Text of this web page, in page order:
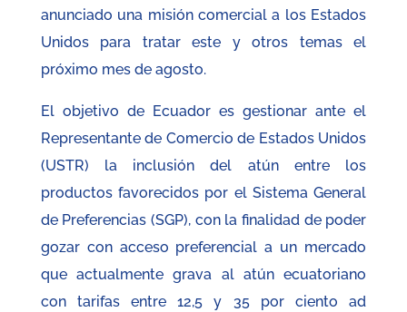
anunciado una misión comercial a los Estados
Unidos para tratar este y otros temas el
próximo mes de agosto.
El objetivo de Ecuador es gestionar ante el
Representante de Comercio de Estados Unidos
(USTR) la inclusión del atún entre los
productos favorecidos por el Sistema General
de Preferencias (SGP), con la finalidad de poder
gozar con acceso preferencial a un mercado
que actualmente grava al atún ecuatoriano
con tarifas entre 12,5 y 35 por ciento ad